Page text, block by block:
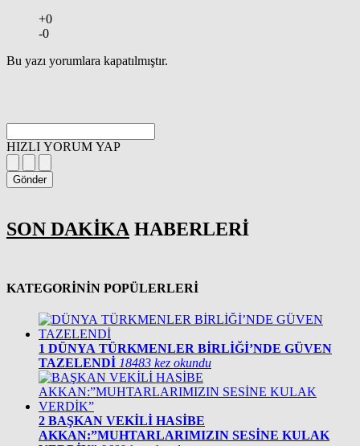
+0
-0
Bu yazı yorumlara kapatılmıştır.
HIZLI YORUM YAP
Gönder
SON DAKİKA HABERLERİ
KATEGORİNİN POPÜLERLERİ
1 DÜNYA TÜRKMENLER BİRLİĞİ’NDE GÜVEN
TAZELENDİ 18483 kez okundu
2 BAŞKAN VEKİLİ HASİBE
AKKAN:”MUHTARLARIMIZIN SESİNE KULAK